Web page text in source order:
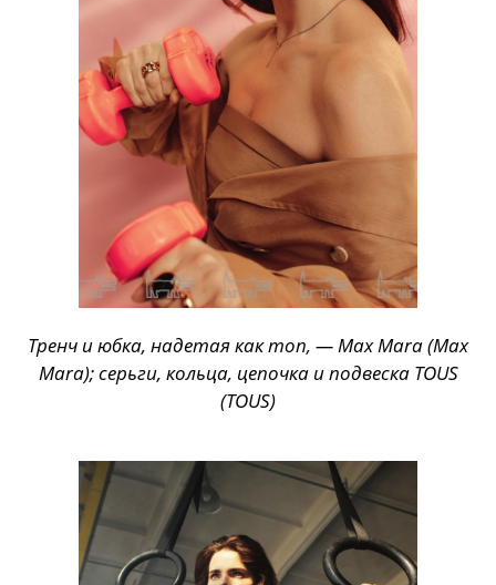
Тренч и юбка, надетая как топ, — Max Mara (Max
Mara); серьги, кольца, цепочка и подвеска TOUS
(TOUS)